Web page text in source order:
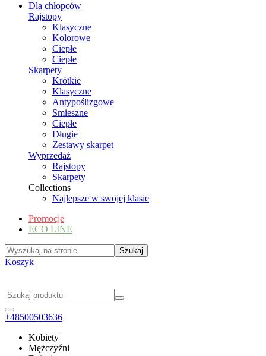
Dla chłopców
Rajstopy
Klasyczne
Kolorowe
Ciepłe
Ciepłe
Skarpety
Krótkie
Klasyczne
Antypoślizgowe
Smieszne
Ciepłe
Długie
Zestawy skarpet
Wyprzedaż
Rajstopy
Skarpety
Collections
Najlepsze w swojej klasie
Promocje
ECO LINE
Koszyk
+48500503636
Kobiety
Mężczyźni